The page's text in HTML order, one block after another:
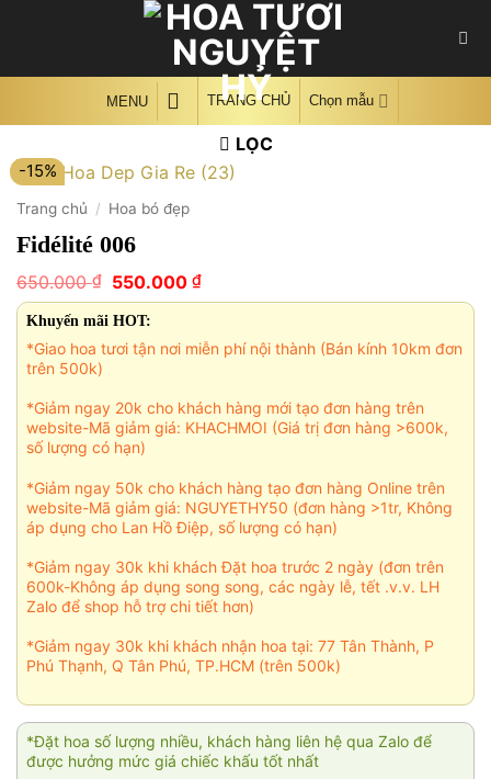
MENU TRANG CHỦ Chọn mẫu
LỌC
-15%
Trang chủ / Hoa bó đẹp
Fidélité 006
650.000₫ Giá
gốc
là:
650.000 ₫.
550.000 ₫Giá
hiện
550.000 ₫.
Khuyến mãi HOT:
*Giao hoa tươi tận nơi miễn phí nội thành (Bán kính 10km đơn
trên 500k)
*Giảm ngay 20k cho khách hàng mới tạo đơn hàng trên
website-Mã giảm giá: KHACHMOI (Giá trị đơn hàng >600k,
số lượng có hạn)
*Giảm ngay 50k cho khách hàng tạo đơn hàng Online trên
website-Mã giảm giá: NGUYETHY50 (đơn hàng >1tr, Không
áp dụng cho Lan Hồ Điệp, số lượng có hạn)
*Giảm ngay 30k khi khách Đặt hoa trước 2 ngày (đơn trên
600k-Không áp dụng song song, các ngày lễ, tết .v.v. LH
Zalo để shop hỗ trợ chi tiết hơn)
*Giảm ngay 30k khi khách nhận hoa tại: 77 Tân Thành, P
Phú Thạnh, Q Tân Phú, TP.HCM (trên 500k)
*Đặt hoa số lượng nhiều, khách hàng liên hệ qua Zalo để
được hưởng mức giá chiếc khấu tốt nhất